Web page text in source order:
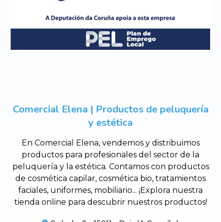
Comercial Elena | Productos de peluquería
y estética
En Comercial Elena, vendemos y distribuimos
productos para profesionales del sector de la
peluquería y la estética. Contamos con productos
de cosmética capilar, cosmética bio, tratamientos
faciales, uniformes, mobiliario... ¡Explora nuestra
tienda online para descubrir nuestros productos!